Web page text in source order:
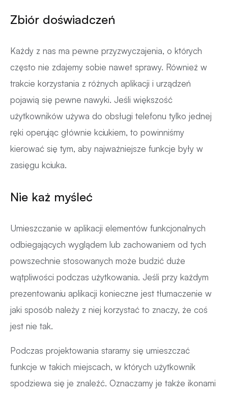
Zbiór doświadczeń
Każdy z nas ma pewne przyzwyczajenia, o których
często nie zdajemy sobie nawet sprawy. Również w
trakcie korzystania z różnych aplikacji i urządzeń
pojawią się pewne nawyki. Jeśli większość
użytkowników używa do obsługi telefonu tylko jednej
ręki operując głównie kciukiem, to powinniśmy
kierować się tym, aby najważniejsze funkcje były w
zasięgu kciuka.
Nie każ myśleć
Umieszczanie w aplikacji elementów funkcjonalnych
odbiegających wyglądem lub zachowaniem od tych
powszechnie stosowanych może budzić duże
wątpliwości podczas użytkowania. Jeśli przy każdym
prezentowaniu aplikacji konieczne jest tłumaczenie w
jaki sposób należy z niej korzystać to znaczy, że coś
jest nie tak.
Podczas projektowania staramy się umieszczać
funkcje w takich miejscach, w których użytkownik
spodziewa się je znaleźć. Oznaczamy je także ikonami